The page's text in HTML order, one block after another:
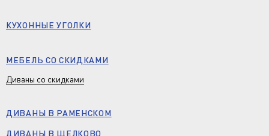
КУХОННЫЕ УГОЛКИ
МЕБЕЛЬ СО СКИДКАМИ
Диваны со скидками
ДИВАНЫ В РАМЕНСКОМ
ДИВАНЫ В ЩЕЛКОВО